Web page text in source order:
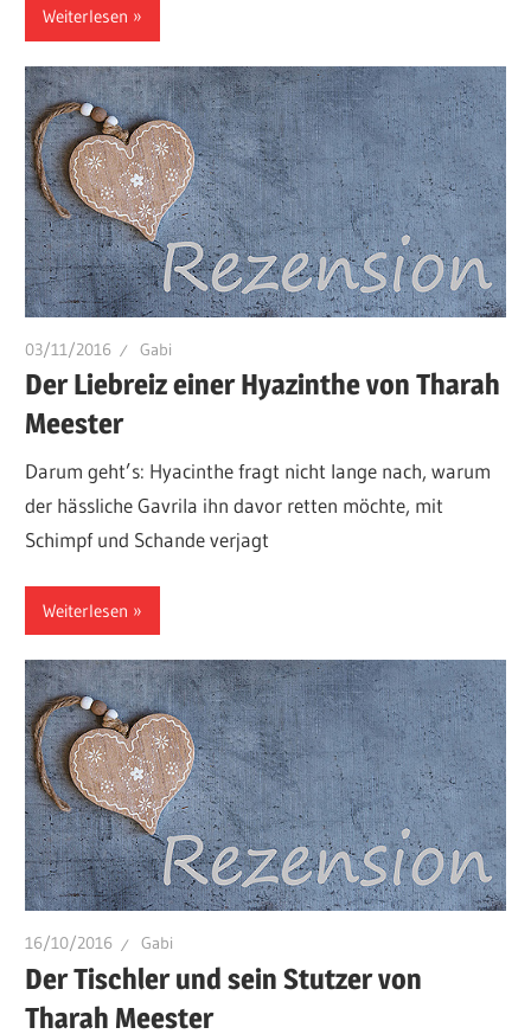
Weiterlesen
03/11/2016 Gabi
Der Liebreiz einer Hyazinthe von Tharah
Meester
Darum geht’s: Hyacinthe fragt nicht lange nach, warum
der hässliche Gavrila ihn davor retten möchte, mit
Schimpf und Schande verjagt
Weiterlesen
16/10/2016 Gabi
Der Tischler und sein Stutzer von
Tharah Meester